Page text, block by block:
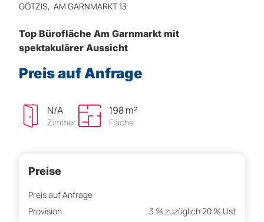
GÖTZIS, AM GARNMARKT 13
Top Bürofläche Am Garnmarkt mit
spektakulärer Aussicht
Preis auf Anfrage
N/A
Zimmer
198 m²
Fläche
Preise
Preis auf Anfrage
Provision
3 % zuzüglich 20 % Ust